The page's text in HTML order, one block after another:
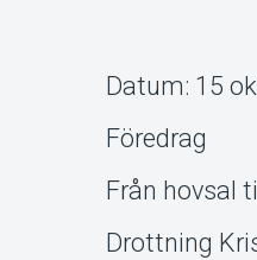
Datum: 15
Föredrag
Från hovsal
Drottning